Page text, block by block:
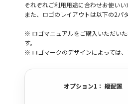
それぞれご利用用途に合わせお使いい
また、ロゴのレイアウトは以下の2パ
※ ロゴマニュアルをご購入いただい
す。
※ ロゴマークのデザインによっては
オプション1： 縦配置